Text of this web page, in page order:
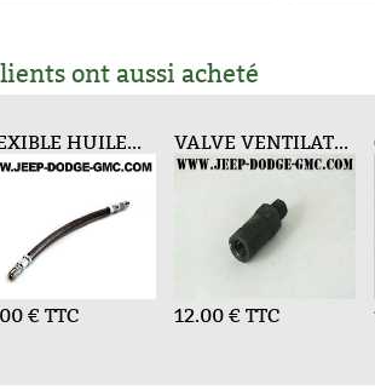
ont aussi acheté
HUILE...
€ TTC
DESSA...
€ TTC
VALVE VENTILAT...
12.00 € TTC
POULIE DE VILE...
69.60 € TTC